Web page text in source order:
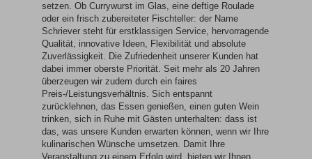
setzen. Ob Currywurst im Glas, eine deftige Roulade
oder ein frisch zubereiteter Fischteller: der Name
Schriever steht für erstklassigen Service, hervorragende
Qualität, innovative Ideen, Flexibilität und absolute
Zuverlässigkeit. Die Zufriedenheit unserer Kunden hat
dabei immer oberste Priorität. Seit mehr als 20 Jahren
überzeugen wir zudem durch ein faires
Preis-/Leistungsverhältnis. Sich entspannt
zurücklehnen, das Essen genießen, einen guten Wein
trinken, sich in Ruhe mit Gästen unterhalten: dass ist
das, was unsere Kunden erwarten können, wenn wir Ihre
kulinarischen Wünsche umsetzen. Damit Ihre
Veranstaltung zu einem Erfolg wird, bieten wir Ihnen